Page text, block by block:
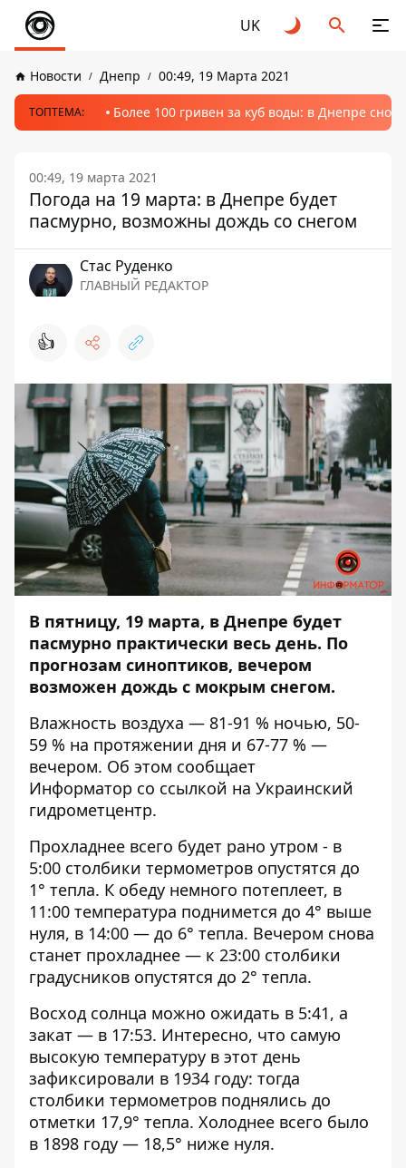
UK
Новости Днепр 00:49, 19 Марта 2021
ТОПТЕМА: Более 100 гривен за куб воды: в Днепре
00:49, 19 марта 2021
Погода на 19 марта: в Днепре будет
пасмурно, возможны дождь со снегом
Стаc Руденко
ГЛАВНЫЙ РЕДАКТОР
👍
В пятницу, 19 марта, в Днепре будет
пасмурно практически весь день. По
прогнозам синоптиков, вечером
возможен дождь с мокрым снегом.
Влажность воздуха — 81-91 % ночью, 50-
59 % на протяжении дня и 67-77 % —
вечером. Об этом сообщает
Информатор со ссылкой на Украинский
гидрометцентр.
Прохладнее всего будет рано утром - в
5:00 столбики термометров опустятся до
1° тепла. К обеду немного потеплеет, в
11:00 температура поднимется до 4° выше
нуля, в 14:00 — до 6° тепла. Вечером снова
станет прохладнее — к 23:00 столбики
градусников опустятся до 2° тепла.
Восход солнца можно ожидать в 5:41, а
закат — в 17:53. Интересно, что самую
высокую температуру в этот день
зафиксировали в 1934 году: тогда
столбики термометров поднялись до
отметки 17,9° тепла. Холоднее всего было
в 1898 году — 18,5° ниже нуля.